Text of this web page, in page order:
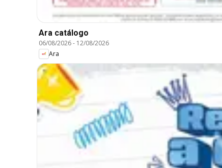
Ara catálogo
06/08/2026- 12/08/2026
Ara